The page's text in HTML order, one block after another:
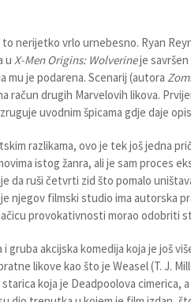
nerijetko vrlo urnebesno. Ryan
u X-Men Origins: Wolverineje
mu je podarena. Scenarij (autora
račun drugih Marvelovih likova.
uvodnim špicama gdje daje
razlikama, ovo je tek još jedna
istog žanra, ali je sam proces
da ruši četvrti zid što pomalo
njegov filmski studio ima autorska
provokativnosti morao odobriti
gruba akcijska komedija koja je još
likove kao što je Weasel (T. J.
koja je Deadpoolova cimerica,